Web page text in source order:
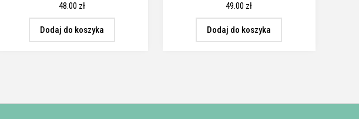
48.00 zł
Dodaj do koszyka
49.00 zł
Dodaj do koszyka